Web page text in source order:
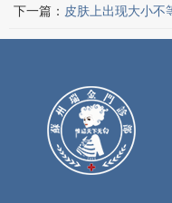
下一篇： 皮肤上出现大小不